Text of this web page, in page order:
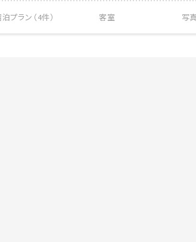
プラン（4件） 客室 写